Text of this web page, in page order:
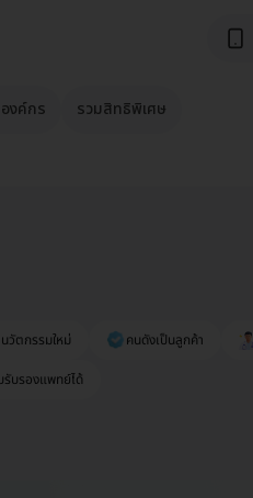
งค์กร รวมสิทธิพิเศษ
นวัตกรรมใหม่ คนดังเป็นลูกค้า
รับรองแพทย์ได้